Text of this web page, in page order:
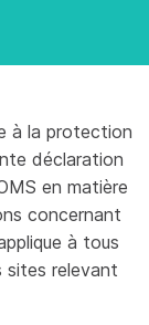
à la protection
déclaration
en matière
concernant
à tous
sites relevant